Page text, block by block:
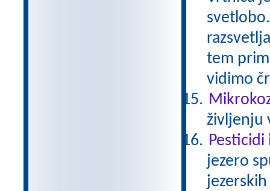
tem
vidimo
življenju
Pesticidi
jezero